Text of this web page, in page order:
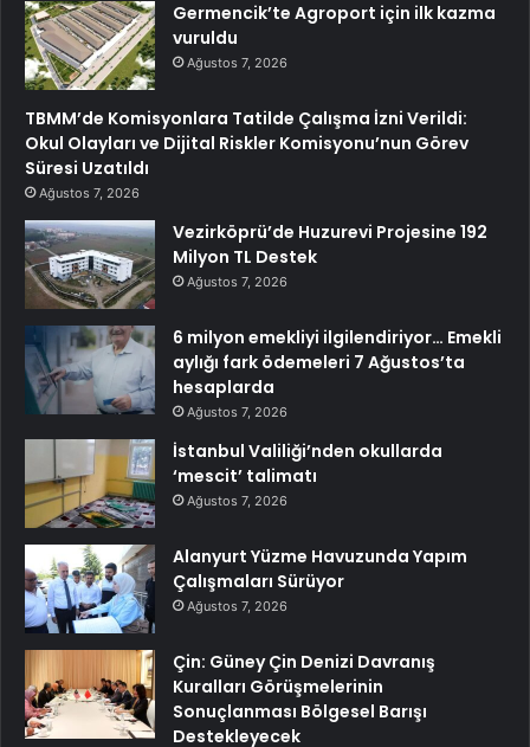
Germencik’te Agroport için ilk kazma
vuruldu
Ağustos 7, 2026
TBMM’de Komisyonlara Tatilde Çalışma İzni Verildi:
Okul Olayları ve Dijital Riskler Komisyonu’nun Görev
Süresi Uzatıldı
Ağustos 7, 2026
Vezirköprü’de Huzurevi Projesine 192
Milyon TL Destek
Ağustos 7, 2026
6 milyon emekliyi ilgilendiriyor… Emekli
aylığı fark ödemeleri 7 Ağustos’ta
hesaplarda
Ağustos 7, 2026
İstanbul Valiliği’nden okullarda
‘mescit’ talimatı
Ağustos 7, 2026
Alanyurt Yüzme Havuzunda Yapım
Çalışmaları Sürüyor
Ağustos 7, 2026
Çin: Güney Çin Denizi Davranış
Kuralları Görüşmelerinin
Sonuçlanması Bölgesel Barışı
Destekleyecek